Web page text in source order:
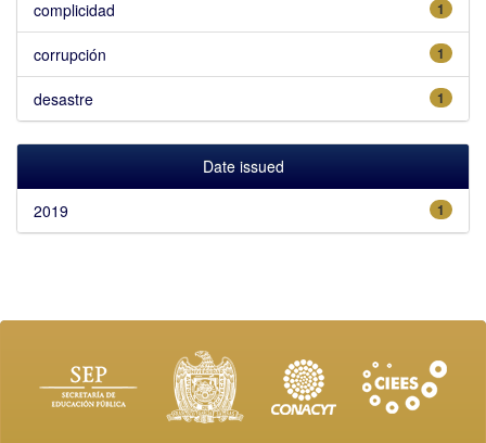
1
complicidad
1
corrupción
1
desastre
Date issued
1
2019